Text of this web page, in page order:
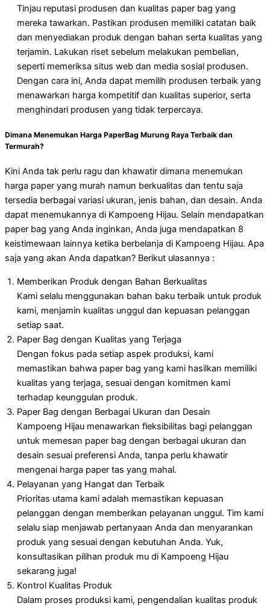
Tinjau reputasi produsen dan kualitas paper bag yang
mereka tawarkan. Pastikan produsen memiliki catatan baik
dan menyediakan produk dengan bahan serta kualitas yang
terjamin. Lakukan riset sebelum melakukan pembelian,
seperti memeriksa situs web dan media sosial produsen.
Dengan cara ini, Anda dapat memilih produsen terbaik yang
menawarkan harga kompetitif dan kualitas superior, serta
menghindari produsen yang tidak terpercaya.
Dimana Menemukan Harga PaperBag Murung Raya Terbaik dan
Termurah?
Kini Anda tak perlu ragu dan khawatir dimana menemukan
harga paper yang murah namun berkualitas dan tentu saja
tersedia berbagai variasi ukuran, jenis bahan, dan desain. Anda
dapat menemukannya di Kampoeng Hijau. Selain mendapatkan
paper bag yang Anda inginkan, Anda juga mendapatkan 8
keistimewaan lainnya ketika berbelanja di Kampoeng Hijau. Apa
saja yang akan Anda dapatkan? Berikut ulasannya :
Memberikan Produk dengan Bahan Berkualitas
Kami selalu menggunakan bahan baku terbaik untuk produk
kami, menjamin kualitas unggul dan kepuasan pelanggan
setiap saat.
Paper Bag dengan Kualitas yang Terjaga
Dengan fokus pada setiap aspek produksi, kami
memastikan bahwa paper bag yang kami hasilkan memiliki
kualitas yang terjaga, sesuai dengan komitmen kami
terhadap keunggulan produk.
Paper Bag dengan Berbagai Ukuran dan Desain
Kampoeng Hijau menawarkan fleksibilitas bagi pelanggan
untuk memesan paper bag dengan berbagai ukuran dan
desain sesuai preferensi Anda, tanpa perlu khawatir
mengenai harga paper tas yang mahal.
Pelayanan yang Hangat dan Terbaik
Prioritas utama kami adalah memastikan kepuasan
pelanggan dengan memberikan pelayanan unggul. Tim kami
selalu siap menjawab pertanyaan Anda dan menyarankan
produk yang sesuai dengan kebutuhan Anda. Yuk,
konsultasikan pilihan produk mu di Kampoeng Hijau
sekarang juga!
Kontrol Kualitas Produk
Dalam proses produksi kami, pengendalian kualitas produk